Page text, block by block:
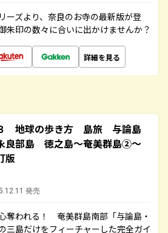
ーズより、奈良のお寺の最新版が登
朱印の数々に合いに出かけませんか？
詳細を見る
地球の歩き方 島旅 与論島
良部島 徳之島～奄美群島②～
版
発売
奪われる！ 奄美群島南部「与論島・
三島だけをフィーチャーした完全ガイ